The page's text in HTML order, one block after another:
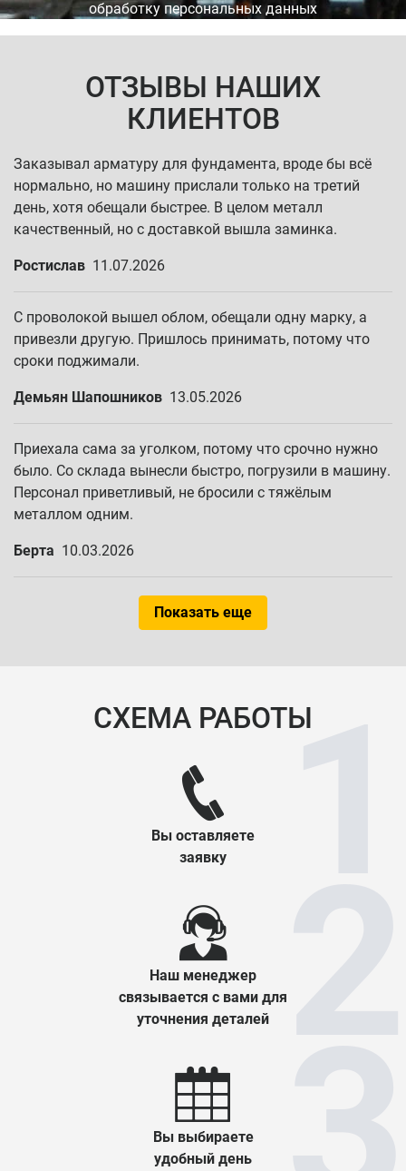
обработку персональных данных
ОТЗЫВЫ НАШИХ
КЛИЕНТОВ
Заказывал арматуру для фундамента, вроде бы всё
нормально, но машину прислали только на третий
день, хотя обещали быстрее. В целом металл
качественный, но с доставкой вышла заминка.
Ростислав 11.07.2026
С проволокой вышел облом, обещали одну марку, а
привезли другую. Пришлось принимать, потому что
сроки поджимали.
Демьян Шапошников 13.05.2026
Приехала сама за уголком, потому что срочно нужно
было. Со склада вынесли быстро, погрузили в машину.
Персонал приветливый, не бросили с тяжёлым
металлом одним.
Берта 10.03.2026
Показать еще
СХЕМА РАБОТЫ
Вы оставляете
заявку
Наш менеджер
связывается с вами для
уточнения деталей
Вы выбираете
удобный день